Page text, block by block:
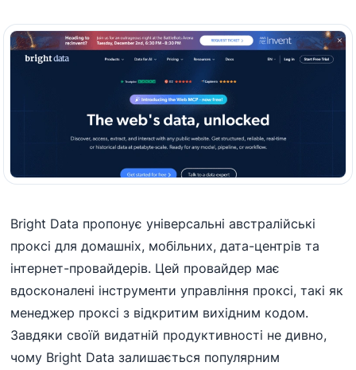
Bright Data пропонує універсальні австралійські
проксі для домашніх, мобільних, дата-центрів та
інтернет-провайдерів. Цей провайдер має
вдосконалені інструменти управління проксі, такі як
менеджер проксі з відкритим вихідним кодом.
Завдяки своїй видатній продуктивності не дивно,
чому Bright Data залишається популярним